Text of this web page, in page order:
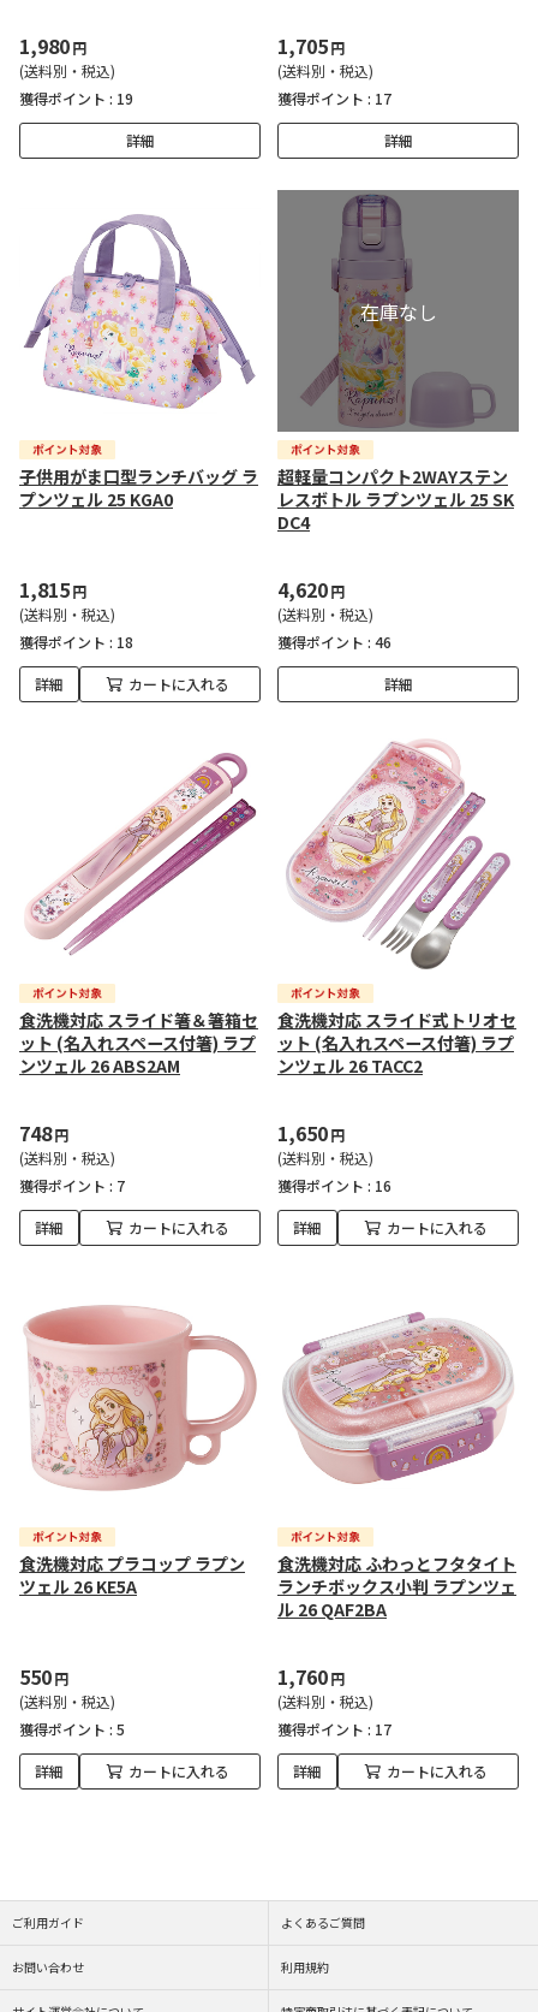
1,980円
(送料別・税込)
獲得ポイント : 19
詳細
1,705円
(送料別・税込)
獲得ポイント : 17
詳細
子供用がま口型ランチバッグ ラ
プンツェル 25 KGA0
1,815円
(送料別・税込)
獲得ポイント : 18
詳細 カートに入れる
超軽量コンパクト2WAYステン
レスボトル ラプンツェル 25 SK
DC4
4,620円
(送料別・税込)
獲得ポイント : 46
詳細
食洗機対応 スライド箸＆箸箱セ
ット (名入れスペース付箸) ラプ
ンツェル 26 ABS2AM
748円
(送料別・税込)
獲得ポイント : 7
詳細 カートに入れる
食洗機対応 スライド式トリオセ
ット (名入れスペース付箸) ラプ
ンツェル 26 TACC2
1,650円
(送料別・税込)
獲得ポイント : 16
詳細 カートに入れる
食洗機対応 プラコップ ラプン
ツェル 26 KE5A
550円
(送料別・税込)
獲得ポイント : 5
詳細 カートに入れる
食洗機対応 ふわっとフタタイト
ランチボックス小判 ラプンツェ
ル 26 QAF2BA
1,760円
(送料別・税込)
獲得ポイント : 17
詳細 カートに入れる
ご利用ガイド よくあるご質問
お問い合わせ 利用規約